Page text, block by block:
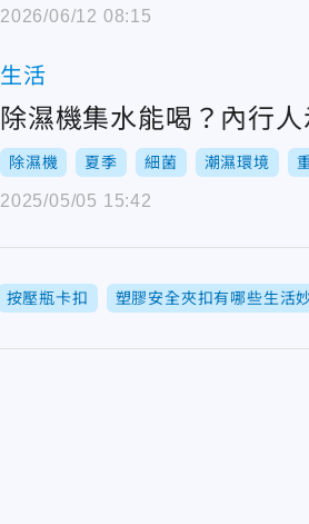
2026/06/12 08:15
生活
除濕機集水能喝？內行
除濕機 夏季 細菌 潮濕環境
2025/05/05 15:42
按壓瓶卡扣 塑膠安全夾扣有哪些生活